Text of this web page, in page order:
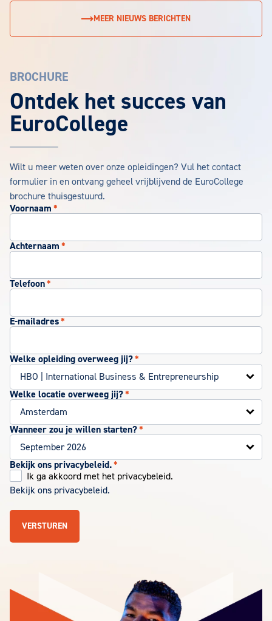
MEER NIEUWS BERICHTEN
EuroCollege Brochure aanvragen
BROCHURE
Ontdek het succes van
EuroCollege
Wilt u meer weten over onze opleidingen? Vul het contact
formulier in en ontvang geheel vrijblijvend de EuroCollege
brochure thuisgestuurd.
Voornaam *
Achternaam *
Telefoon*
E-mailadres*
Welke opleiding overweeg jij?*
Welke locatie overweeg jij?*
Wanneer zou je willen starten?*
Bekijk ons privacybeleid.*
Ik ga akkoord met het privacybeleid.
Bekijk ons privacybeleid.